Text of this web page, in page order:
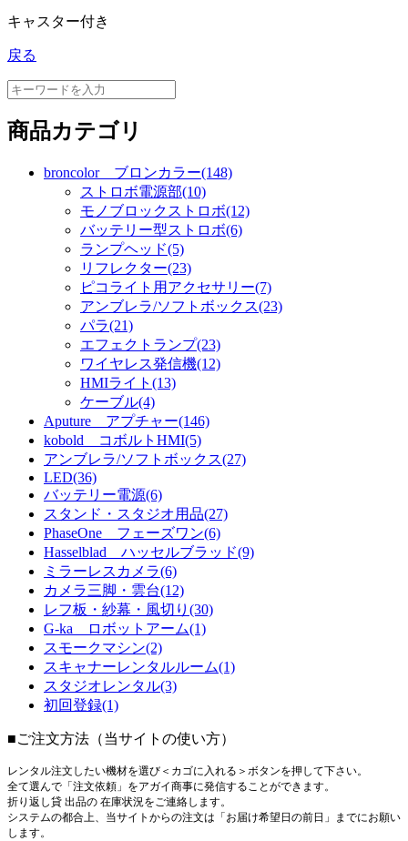
キャスター付き
戻る
商品カテゴリ
broncolor ブロンカラー(148)
ストロボ電源部(10)
モノブロックストロボ(12)
バッテリー型ストロボ(6)
ランプヘッド(5)
リフレクター(23)
ピコライト用アクセサリー(7)
アンブレラ/ソフトボックス(23)
パラ(21)
エフェクトランプ(23)
ワイヤレス発信機(12)
HMIライト(13)
ケーブル(4)
Aputure アプチャー(146)
kobold コボルトHMI(5)
アンブレラ/ソフトボックス(27)
LED(36)
バッテリー電源(6)
スタンド・スタジオ用品(27)
PhaseOne フェーズワン(6)
Hasselblad ハッセルブラッド(9)
ミラーレスカメラ(6)
カメラ三脚・雲台(12)
レフ板・紗幕・風切り(30)
G-ka ロボットアーム(1)
スモークマシン(2)
スキャナーレンタルルーム(1)
スタジオレンタル(3)
初回登録(1)
■ご注文方法（当サイトの使い方）
レンタル注文したい機材を選び＜カゴに入れる＞ボタンを押して下さい。
全て選んで「注文依頼」をアガイ商事に発信することができます。
折り返し貸 出品の 在庫状況をご連絡します。
システムの都合上、当サイトからの注文は「お届け希望日の前日」までにお願い
します。